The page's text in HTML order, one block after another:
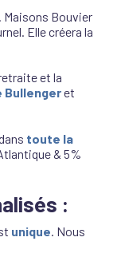
Maisons Bouvier
Elle créera la
et la
Bullengeret
toute la
& 5%
:
unique. Nous